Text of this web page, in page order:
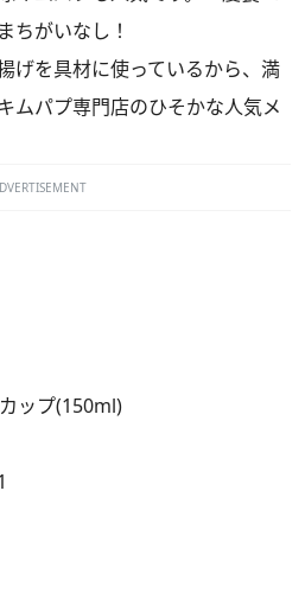
ちがいなし！
げを具材に使っているから、満
ムパプ専門店のひそかな人気メ
ップ(150ml)